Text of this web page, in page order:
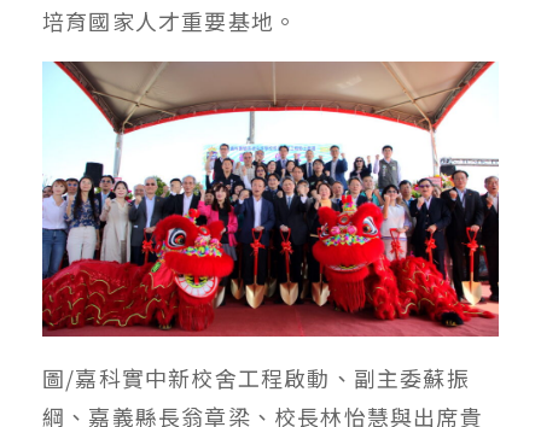
培育國家人才重要基地。
圖/嘉科實中新校舍工程啟動、副主委蘇振
綱、嘉義縣長翁章梁、校長林怡慧與出席貴